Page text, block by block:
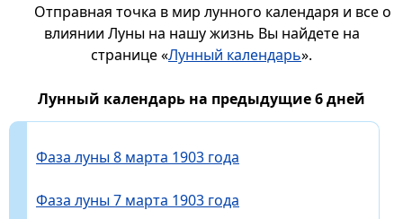
Отправная точка в мир лунного календаря и все о
влиянии Луны на нашу жизнь Вы найдете на
странице «Лунный календарь».
Лунный календарь на предыдущие 6 дней
Фаза луны 8 марта 1903 года
Фаза луны 7 марта 1903 года